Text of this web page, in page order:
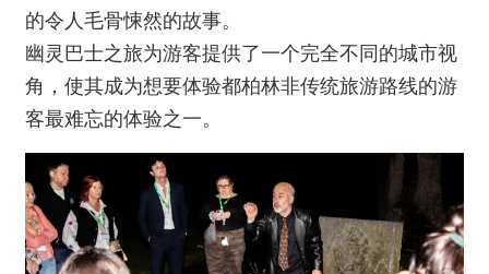
的令人毛骨悚然的故事。
幽灵巴士之旅为游客提供了一个完全不同的城市视
角，使其成为想要体验都柏林非传统旅游路线的游
客最难忘的体验之一。